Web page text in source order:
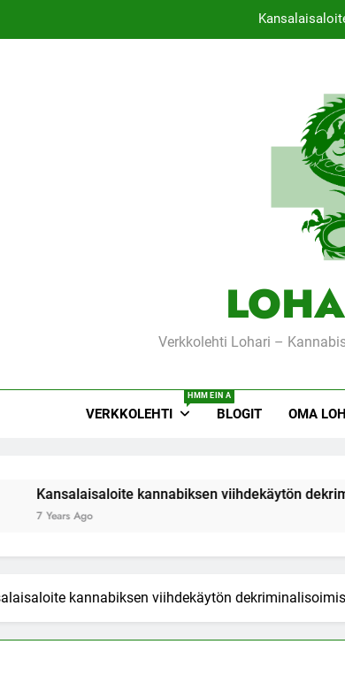
Verkkolehti Lohari –
VERKKOLEHTI
HMM EIN A
BLOGIT OMA
kannabiksen viihdekäytön
kannabiksen viihdekäytön